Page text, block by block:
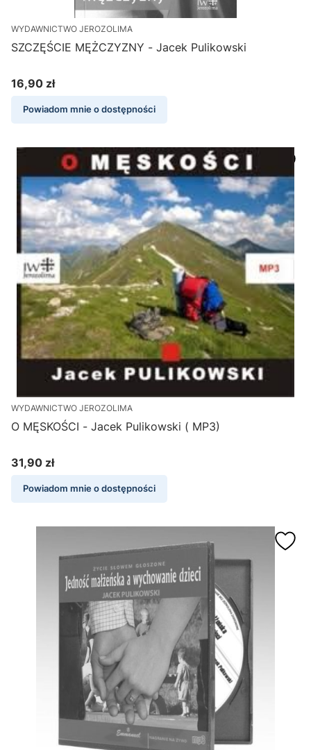
WYDAWNICTWO JEROZOLIMA
SZCZĘŚCIE MĘŻCZYZNY - Jacek Pulikowski
Cena
16,90 zł
Powiadom mnie o dostępności
WYDAWNICTWO JEROZOLIMA
O MĘSKOŚCI - Jacek Pulikowski ( MP3)
Cena
31,90 zł
Powiadom mnie o dostępności